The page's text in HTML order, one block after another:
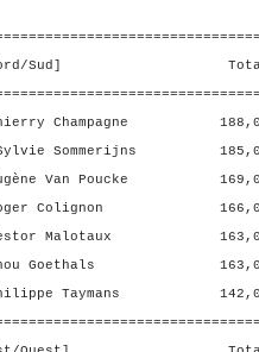
Nord/Sud] Total
Champagne 188,00
Sommerijns 185,00
Van Poucke 169,00
Colignon 166,00
Malotaux 163,00
Goethals 163,00
Taymans 142,00